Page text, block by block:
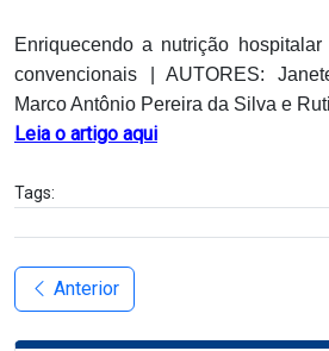
Enriquecendo a nutrição
convencionais | AUTORES:
Marco Antônio Pereira da Silva e
Leia o artigo aqui
Tags:
Anterior